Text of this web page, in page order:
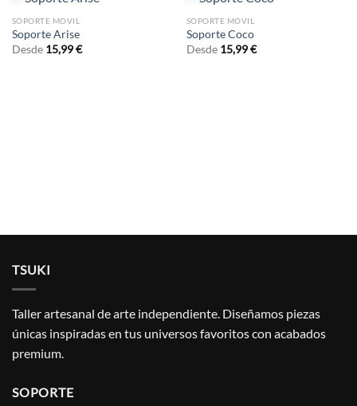
SOPORTE MOVIL
Soporte Arise
Desde 15,99€
SOPORTE MOVIL
Soporte Coco
Desde 15,99€
TSUKI
Taller artesanal de arte independiente. Diseñamos piezas
únicas inspiradas en tus universos favoritos con acabados
premium.
SOPORTE